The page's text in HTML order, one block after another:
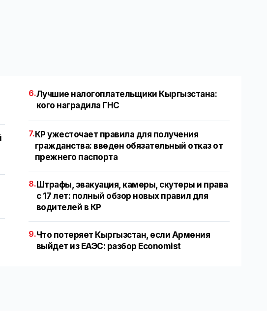
6.Лучшие налогоплательщики Кыргызстана:
кого наградила ГНС
7. КР ужесточает правила для получения
гражданства: введен обязательный отказ от
прежнего паспорта
8. Штрафы, эвакуация, камеры, скутеры и права
с 17 лет: полный обзор новых правил для
водителей в КР
9.Что потеряет Кыргызстан, если Армения
выйдет из ЕАЭС: разбор Economist